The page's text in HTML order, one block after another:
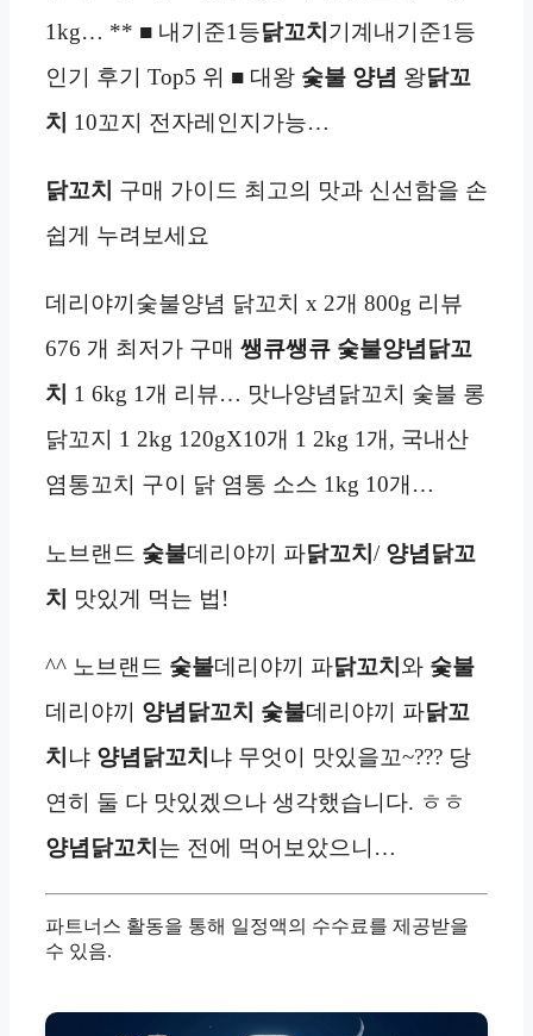
1kg… ** ■ 내기준1등닭꼬치 기계내기준1등
인기 후기 Top5 위 ■ 대왕 숯불 양념 왕닭꼬
치 10꼬지 전자레인지가능…
닭꼬치 구매 가이드 최고의 맛과 신선함을 손
쉽게 누려보세요
데리야끼숯불양념 닭꼬치 x 2개 800g 리뷰
676 개 최저가 구매 쌩큐쌩큐 숯불양념닭꼬
치 1 6kg 1개 리뷰… 맛나양념닭꼬치 숯불 롱
닭꼬지 1 2kg 120gX10개 1 2kg 1개, 국내산
염통꼬치 구이 닭 염통 소스 1kg 10개…
노브랜드 숯불데리야끼 파닭꼬치 / 양념닭꼬
치
맛있게 먹는 법!
^^ 노브랜드 숯불데리야끼 파닭꼬치 와 숯불
데리야끼 양념닭꼬치 숯불데리야끼 파닭꼬
치 냐 양념닭꼬치 냐 무엇이 맛있을꼬~??? 당
연히 둘 다 맛있겠으나 생각했습니다. ㅎㅎ
양념닭꼬치 는 전에 먹어보았으니…
파트너스 활동을 통해 일정액의 수수료를 제공받을
수 있음.